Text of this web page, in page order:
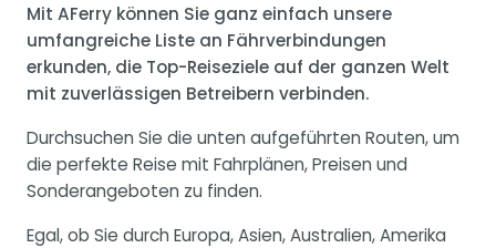
Mit AFerry können Sie ganz einfach unsere
umfangreiche Liste an Fährverbindungen
erkunden, die Top-Reiseziele auf der ganzen Welt
mit zuverlässigen Betreibern verbinden.
Durchsuchen Sie die unten aufgeführten Routen, um
die perfekte Reise mit Fahrplänen, Preisen und
Sonderangeboten zu finden.
Egal, ob Sie durch Europa, Asien, Australien, Amerika